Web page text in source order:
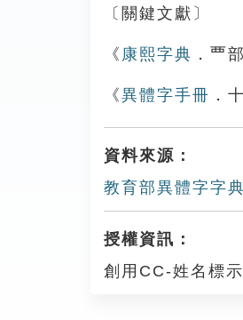
〔關鍵文獻〕
《 康熙字典 ．覀
《異體字手冊 ．
資料來源：
教育部異體字字典
授權資訊：
創用CC-姓名標